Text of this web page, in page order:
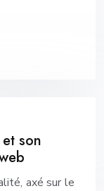
son
axé sur le